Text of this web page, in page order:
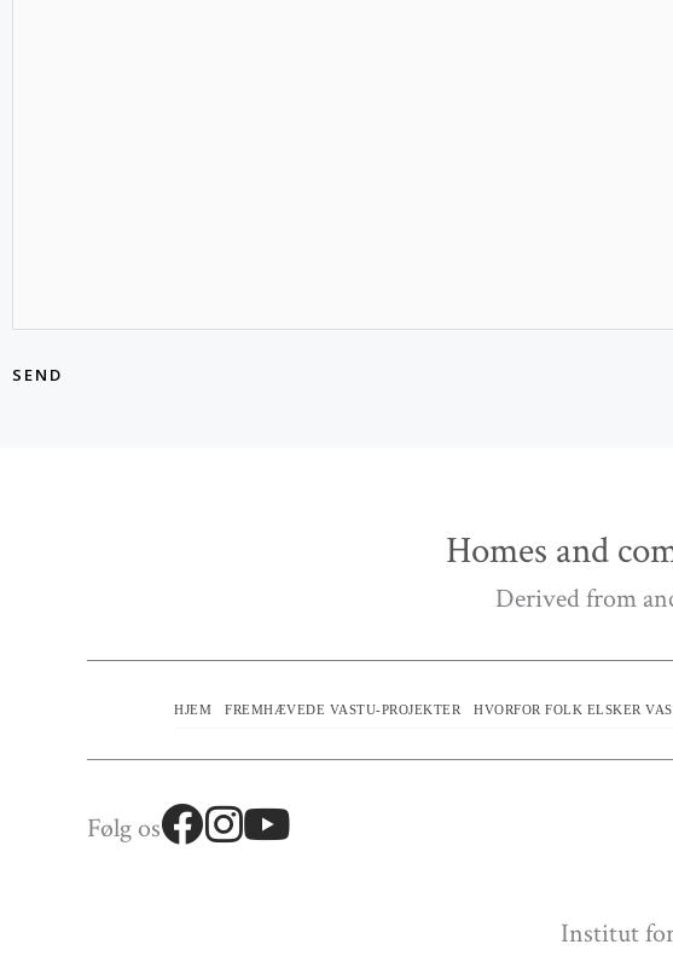
SEND
Homes and
Derived from
HJEM FREMHÆVEDE VASTU-PROJEKTER HVORFOR FOLK ELSKER
Følg os
Institut